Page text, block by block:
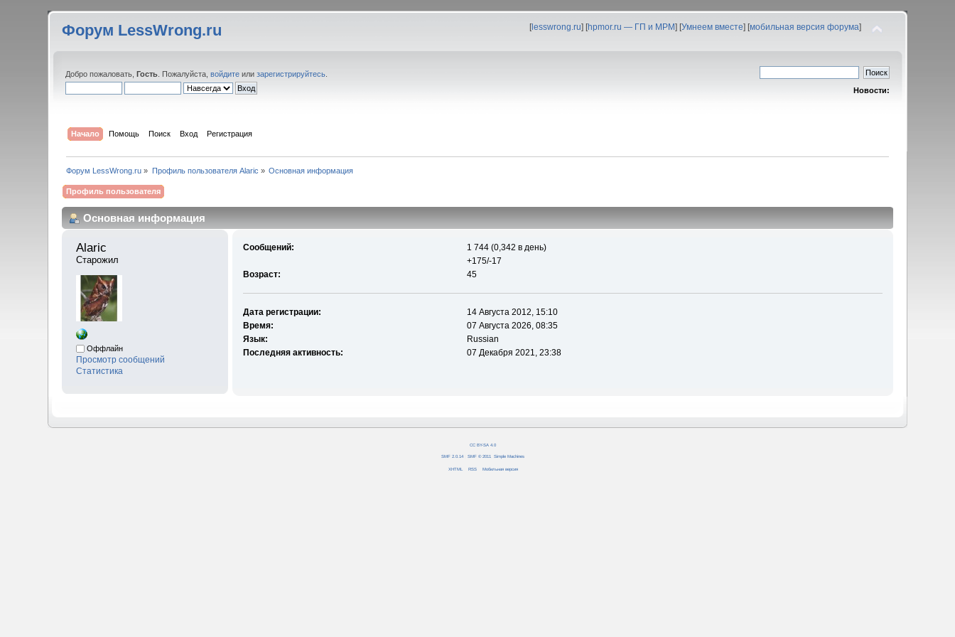
Форум LessWrong.ru [lesswrong.ru] [hpmor.ru — ГП и МРМ] [Умнеем вместе] [мобильная версия форума]
Добро пожаловать,Гость . Пожалуйста,войдите илизарегистрируйтесь
Новости:
Начало Помощь Поиск Вход Регистрация
Форум LessWrong.ru » Профиль пользователя Alaric » Основная информация
Профиль пользователя
Основная информация
Alaric
Старожил
Оффлайн
Просмотр сообщений
Статистика
Сообщений:
1 744 (0,342 в день)
+175/-17
Возраст:
45
Дата регистрации:
14 Августа 2012, 15:10
Время:
07 Августа 2026, 08:35
Язык:
Russian
Последняя активность:
07 Декабря 2021, 23:38
CC BY-SA 4.0
SMF 2.0.14 SMF © 2011 Simple Machines
XHTML RSS Мобильная версия